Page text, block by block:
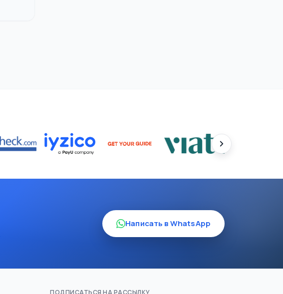
Написать в WhatsApp
ПОДПИСАТЬСЯ НА РАССЫЛКУ